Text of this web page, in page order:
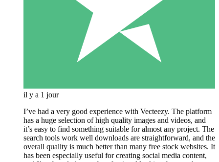
il y a 1 jour
I’ve had a very good experience with Vecteezy. The platform
has a huge selection of high quality images and videos, and
it’s easy to find something suitable for almost any project. The
search tools work well downloads are straightforward, and the
overall quality is much better than many free stock websites. It
has been especially useful for creating social media content,